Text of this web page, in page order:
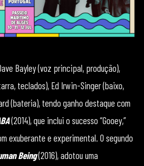
Bayley (voz principal, produção),
teclados), Ed Irwin-Singer (baixo,
(bateria), tendo ganho destaque com
(2014), que inclui o sucesso “Gooey,”
exuberante e experimental. O segundo
Being(2016), adotou uma